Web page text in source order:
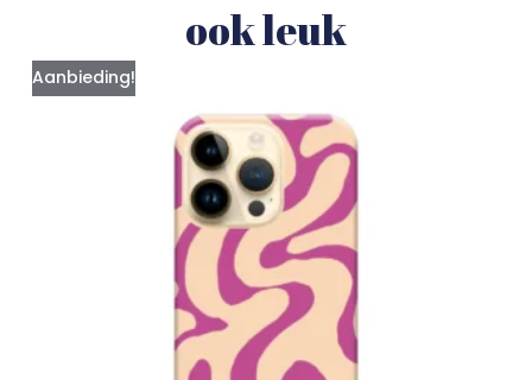
ook leuk
Aanbieding!